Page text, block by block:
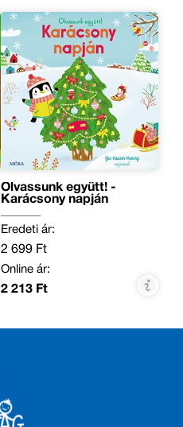
Olvassunk együtt! -
Karácsony napján
Eredeti ár:
2 699 Ft
Online ár:
2 213 Ft